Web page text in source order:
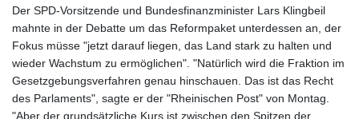
Der SPD-Vorsitzende und Bundesfinanzminister Lars Klingbeil
mahnte in der Debatte um das Reformpaket unterdessen an, der
Fokus müsse "jetzt darauf liegen, das Land stark zu halten und
wieder Wachstum zu ermöglichen". "Natürlich wird die Fraktion im
Gesetzgebungsverfahren genau hinschauen. Das ist das Recht
des Parlaments", sagte er der "Rheinischen Post" von Montag.
"Aber der grundsätzliche Kurs ist zwischen den Spitzen der